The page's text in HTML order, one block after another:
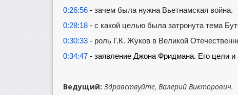
0:26:56 - зачем была нужна Вьетнамская война.
0:28:18 - с какой целью была затронута тема
0:30:33 - роль Г.К. Жуков в Великой
0:34:47 - заявление Джона Фридмана. Его цели и
Ведущий: Здравствуйте, Валерий Викторович.